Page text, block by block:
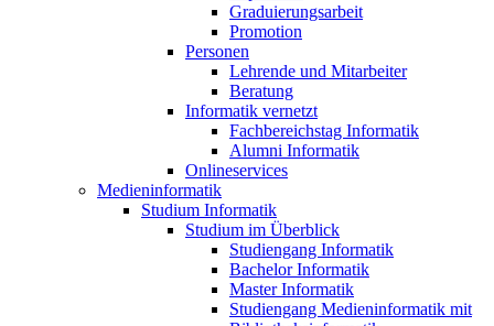
Graduierungsarbeit
Promotion
Personen
Lehrende und Mitarbeiter
Beratung
Informatik vernetzt
Fachbereichstag Informatik
Alumni Informatik
Onlineservices
Medieninformatik
Studium Informatik
Studium im Überblick
Studiengang Informatik
Bachelor Informatik
Master Informatik
Studiengang Medieninformatik mit